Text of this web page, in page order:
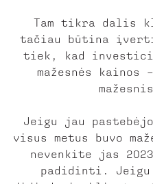
Tam tikra dalis
tačiau būtina
tiek, kad
mažesnės
Jeigu jau
visus metus buvo
nevenkite jas
padidinti. Jeigu